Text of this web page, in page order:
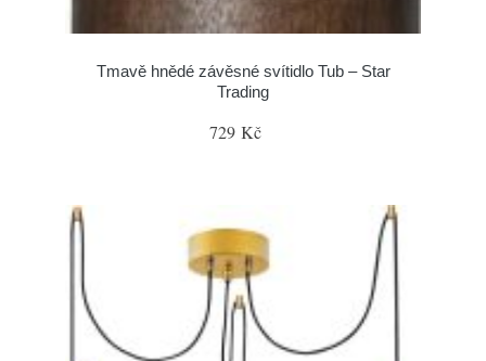
Tmavě hnědé závěsné svítidlo Tub – Star
Trading
729 Kč